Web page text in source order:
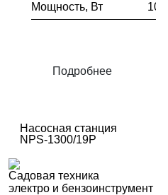
Мощность, Вт 1000
Подробнее
Насосная станция
NPS-1300/19P
Садовая техника
электро и бензоинструмент